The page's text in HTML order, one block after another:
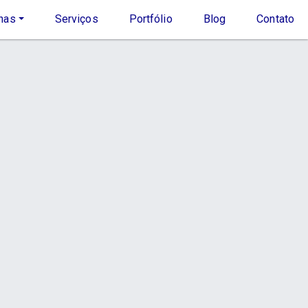
Serviços Portfólio Blog Contato